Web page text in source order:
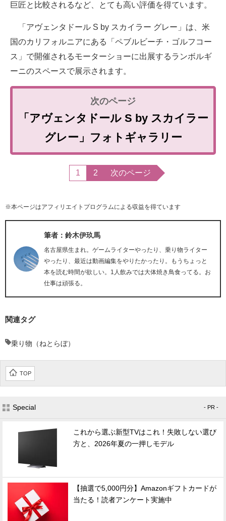
巨匠と比較されるなど、とても高い評価を得ています。
「アヴェンタドール S by スカイラー グレー」は、米
国のカリフォルニアにある「ペブルビーチ・ゴルフコー
ス」で開催されるモーターショーに出展するランボルギ
ーニのスペースで展示されます。
「アヴェンタドール S by スカイラー
グレー」フォトギャラリー
1 2 次のページ
※本ページはアフィリエイトプログラムによる収益を得ています
筆者：鈴木伊玖馬
名古屋県生まれ。ゲームライターやったり、乗り物ライター
やったり、最近は動画編集をやりたかったり。もうちょっと
本を読む時間が欲しい。1人飲みでは大体焼き鳥食ってる。お
仕事は頑張る。
関連タグ
乗り物（ねとらぼ）
TOP
Special - PR -
これから選ぶ新型TVはこれ！失敗しない選び
方と、2026年夏の一押しモデル
【抽選で5,000円分】Amazonギフトカードが
当たる！読者アンケート実施中